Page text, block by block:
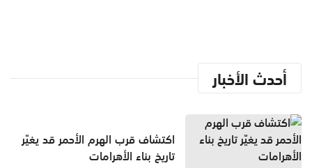
أحدث الأخبار
اكتشاف قرب الهرم الأحمر قد يغيّر
تاريخ بناء الأهرامات